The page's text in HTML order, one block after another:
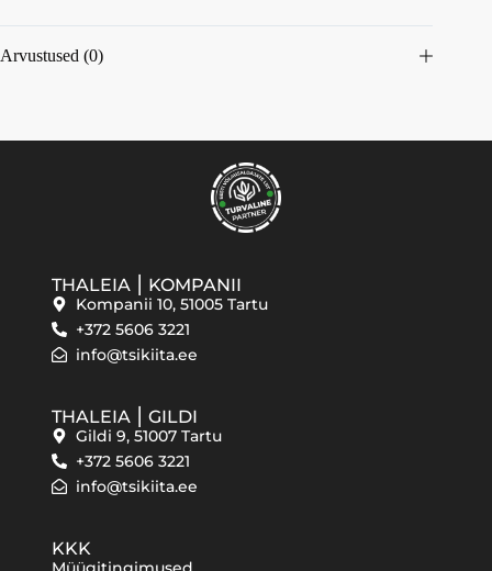
Arvustused (0)
THALEIA ⎮ KOMPANII
Kompanii 10, 51005 Tartu
+372 5606 3221
info@tsikiita.ee
THALEIA ⎮ GILDI
Gildi 9, 51007 Tartu
+372 5606 3221
info@tsikiita.ee
KKK